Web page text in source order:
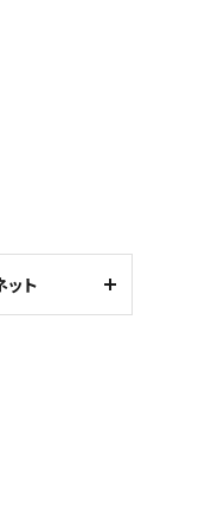
ト